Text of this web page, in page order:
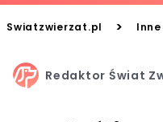
Swiatzwierzat.pl >
Redaktor Świat